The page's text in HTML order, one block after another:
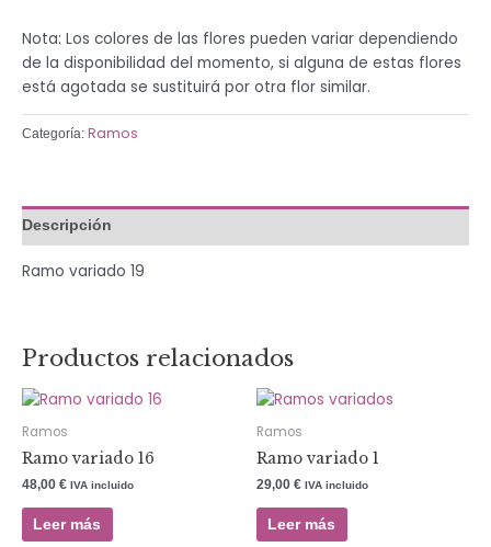
Nota: Los colores de las flores pueden variar dependiendo
de la disponibilidad del momento, si alguna de estas flores
está agotada se sustituirá por otra flor similar.
Categoría: Ramos
Descripción
Ramo variado 19
Productos relacionados
Ramos
Ramo variado 16
48,00 € IVA incluido
Leer más
Ramos
Ramo variado 1
29,00 € IVA incluido
Leer más